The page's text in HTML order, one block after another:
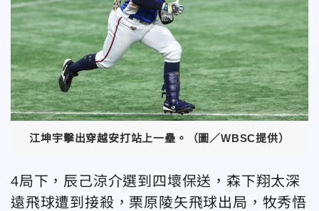
江坤宇擊出穿越安打站上一壘。（圖／WBSC提供）
4局下，辰己涼介選到四壞保送，森下翔太深
遠飛球遭到接殺，栗原陵矢飛球出局，牧秀悟